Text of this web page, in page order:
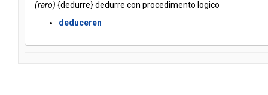
(raro) {dedurre}dedurre con procedimento logico
deduceren